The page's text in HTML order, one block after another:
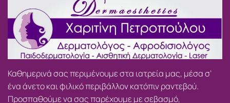
Καθημερινά σας περιμένουμε στα ιατρεία μας, μέσα σ’
ένα άνετο και φιλικό περιβάλλον κατόπιν ραντεβού.
Προσπαθούμε να σας παρέχουμε με σεβασμό,